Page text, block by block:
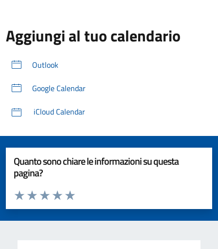
Aggiungi al tuo calendario
Outlook
Google Calendar
iCloud Calendar
Quanto sono chiare le informazioni su questa
pagina?
Valuta da 1 a 5 stelle la pagina
Valuta 5 stelle su 5
Valuta 4 stelle su 5
Valuta 3 stelle su 5
Valuta 2 stelle su 5
Valuta 1 stelle su 5